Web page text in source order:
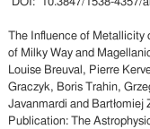
The Influence of
of Milky Way and
Louise Breuval, Pierre
Graczyk, Boris Trahin,
Javanmardi and Bartłomiej
Publication: The